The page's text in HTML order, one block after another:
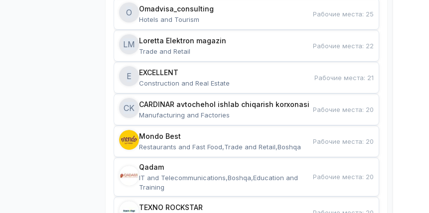
O Omadvisa_consulting
Hotels and Tourism
Рабочие места: 25
LM Loretta Elektron magazin
Trade and Retail
Рабочие места: 22
E EXCELLENT
Construction and Real Estate
Рабочие места: 21
CK CARDINAR avtochehol ishlab chiqarish korxonasi
Manufacturing and Factories
Рабочие места: 20
Mondo Best
Restaurants and Fast Food,Trade and Retail,Boshqa
Рабочие места: 20
Qadam
IT and Telecommunications,Boshqa,Education and
Training
Рабочие места: 20
TEXNO ROCKSTAR